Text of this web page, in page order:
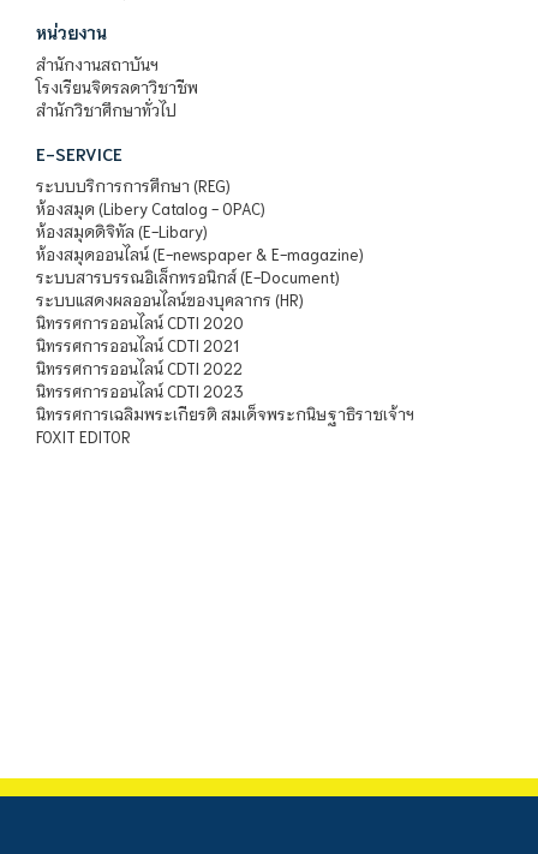
หน่วยงาน
สำนักงานสถาบันฯ
โรงเรียนจิตรลดาวิชาชีพ
สำนักวิชาศึกษาทั่วไป
E-SERVICE
ระบบบริการการศึกษา (REG)
ห้องสมุด (Libery Catalog - OPAC)
ห้องสมุดดิจิทัล (E-Libary)
ห้องสมุดออนไลน์ (E-newspaper & E-magazine)
ระบบสารบรรณอิเล็กทรอนิกส์ (E-Document)
ระบบแสดงผลออนไลน์ของบุคลากร (HR)
นิทรรศการออนไลน์ CDTI 2020
นิทรรศการออนไลน์ CDTI 2021
นิทรรศการออนไลน์ CDTI 2022
นิทรรศการออนไลน์ CDTI 2023
นิทรรศการเฉลิมพระเกียรติ สมเด็จพระกนิษฐาธิราชเจ้าฯ
FOXIT EDITOR